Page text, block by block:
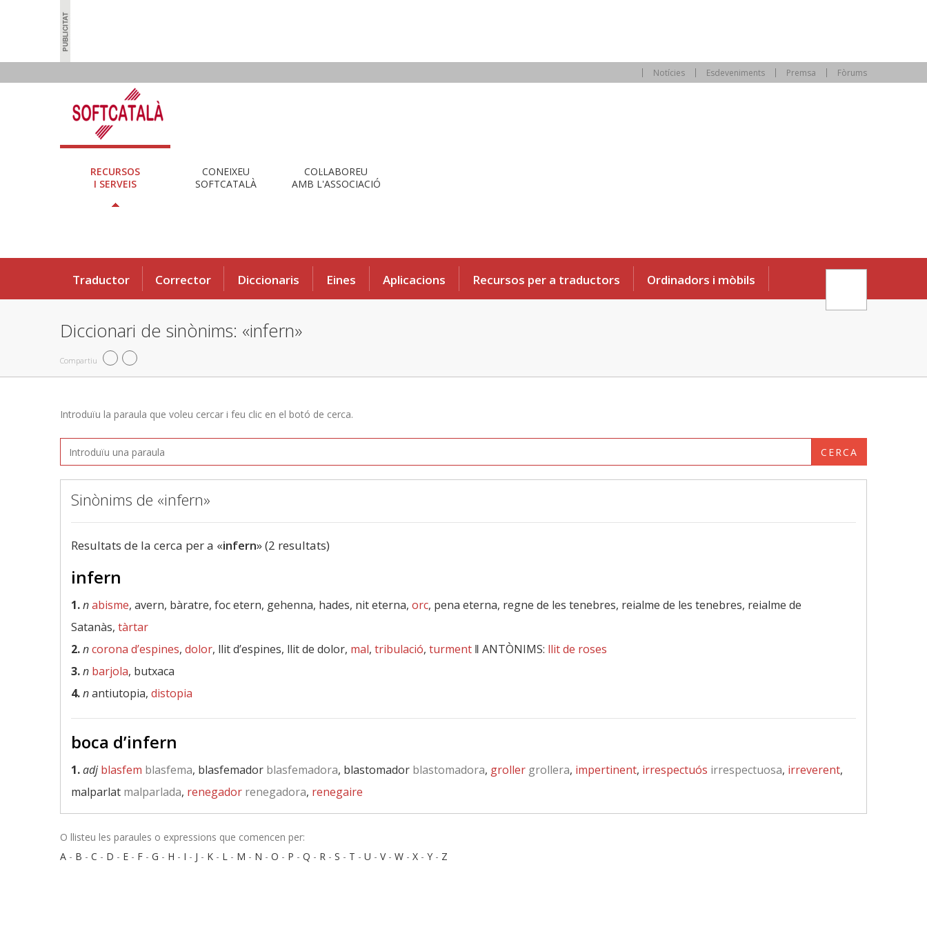
Notícies Esdeveniments Premsa Fòrums
RECURSOS
I SERVEIS
CONEIXEU
SOFTCATALÀ
COL·LABOREU
AMB L'ASSOCIACIÓ
Traductor Corrector Diccionaris Eines Aplicacions Recursos per a traductors Ordinadors i mòbils
Diccionari de sinònims: «infern»
Compartiu
Introduïu la paraula que voleu cercar i feu clic en el botó de cerca.
CERCA
Sinònims de «infern»
Resultats de la cerca per a «infern» (2 resultats)
infern
1.nabisme, avern, bàratre, foc etern, gehenna, hades, nit eterna, orc, pena eterna, regne de les tenebres, reialme de les tenebres, reialme de
Satanàs, tàrtar
2.ncorona d’espines, dolor, llit d’espines, llit de dolor, mal, tribulació, turment ‖ ANTÒNIMS: llit de roses
3.n barjola, butxaca
4.nantiutopia, distopia
boca d’infern
1.adj blasfem blasfema, blasfemador blasfemadora, blastomador blastomadora, groller grollera, impertinent, irrespectuós irrespectuosa, irreverent,
malparlat malparlada, renegador renegadora, renegaire
O llisteu les paraules o expressions que comencen per:
A - B - C - D - E - F - G - H - I - J - K - L - M - N - O - P - Q - R - S - T - U - V- W - X - Y - Z